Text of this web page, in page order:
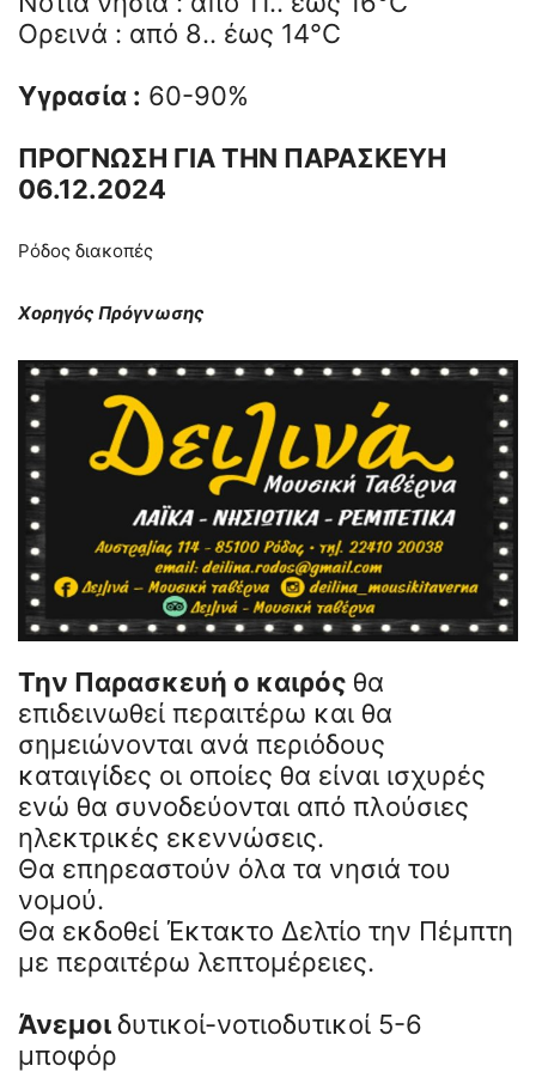
Ορεινά : από 8.. έως 14°C
Υγρασία : 60-90%
ΠΡΟΓΝΩΣΗ ΓΙΑ ΤΗΝ ΠΑΡΑΣΚΕΥΗ
06.12.2024
Ρόδος διακοπές
Χορηγός Πρόγνωσης
Την Παρασκευή ο καιρός θα
επιδεινωθεί περαιτέρω και θα
σημειώνονται ανά περιόδους
καταιγίδες οι οποίες θα είναι ισχυρές
ενώ θα συνοδεύονται από πλούσιες
ηλεκτρικές εκεννώσεις.
Θα επηρεαστούν όλα τα νησιά του
νομού.
Θα εκδοθεί Έκτακτο Δελτίο την Πέμπτη
με περαιτέρω λεπτομέρειες.
Άνεμοιδυτικοί-νοτιοδυτικοί 5-6
μποφόρ